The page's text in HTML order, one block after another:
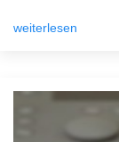
weiterlesen